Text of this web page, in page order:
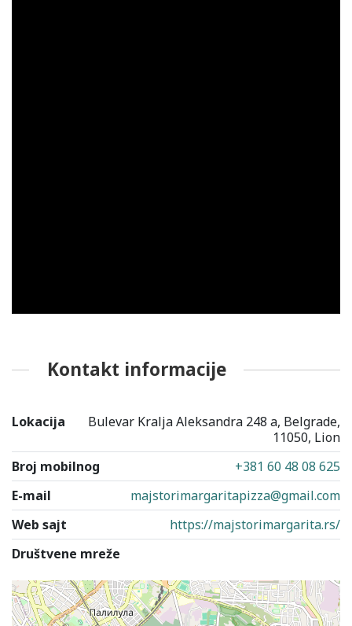
Kontakt informacije
Lokacija
Bulevar Kralja Aleksandra 248 a, Belgrade,
11050, Lion
Broj mobilnog
+381 60 48 08 625
E-mail
majstorimargaritapizza@gmail.com
Web sajt
https://majstorimargarita.rs/
Društvene mreže